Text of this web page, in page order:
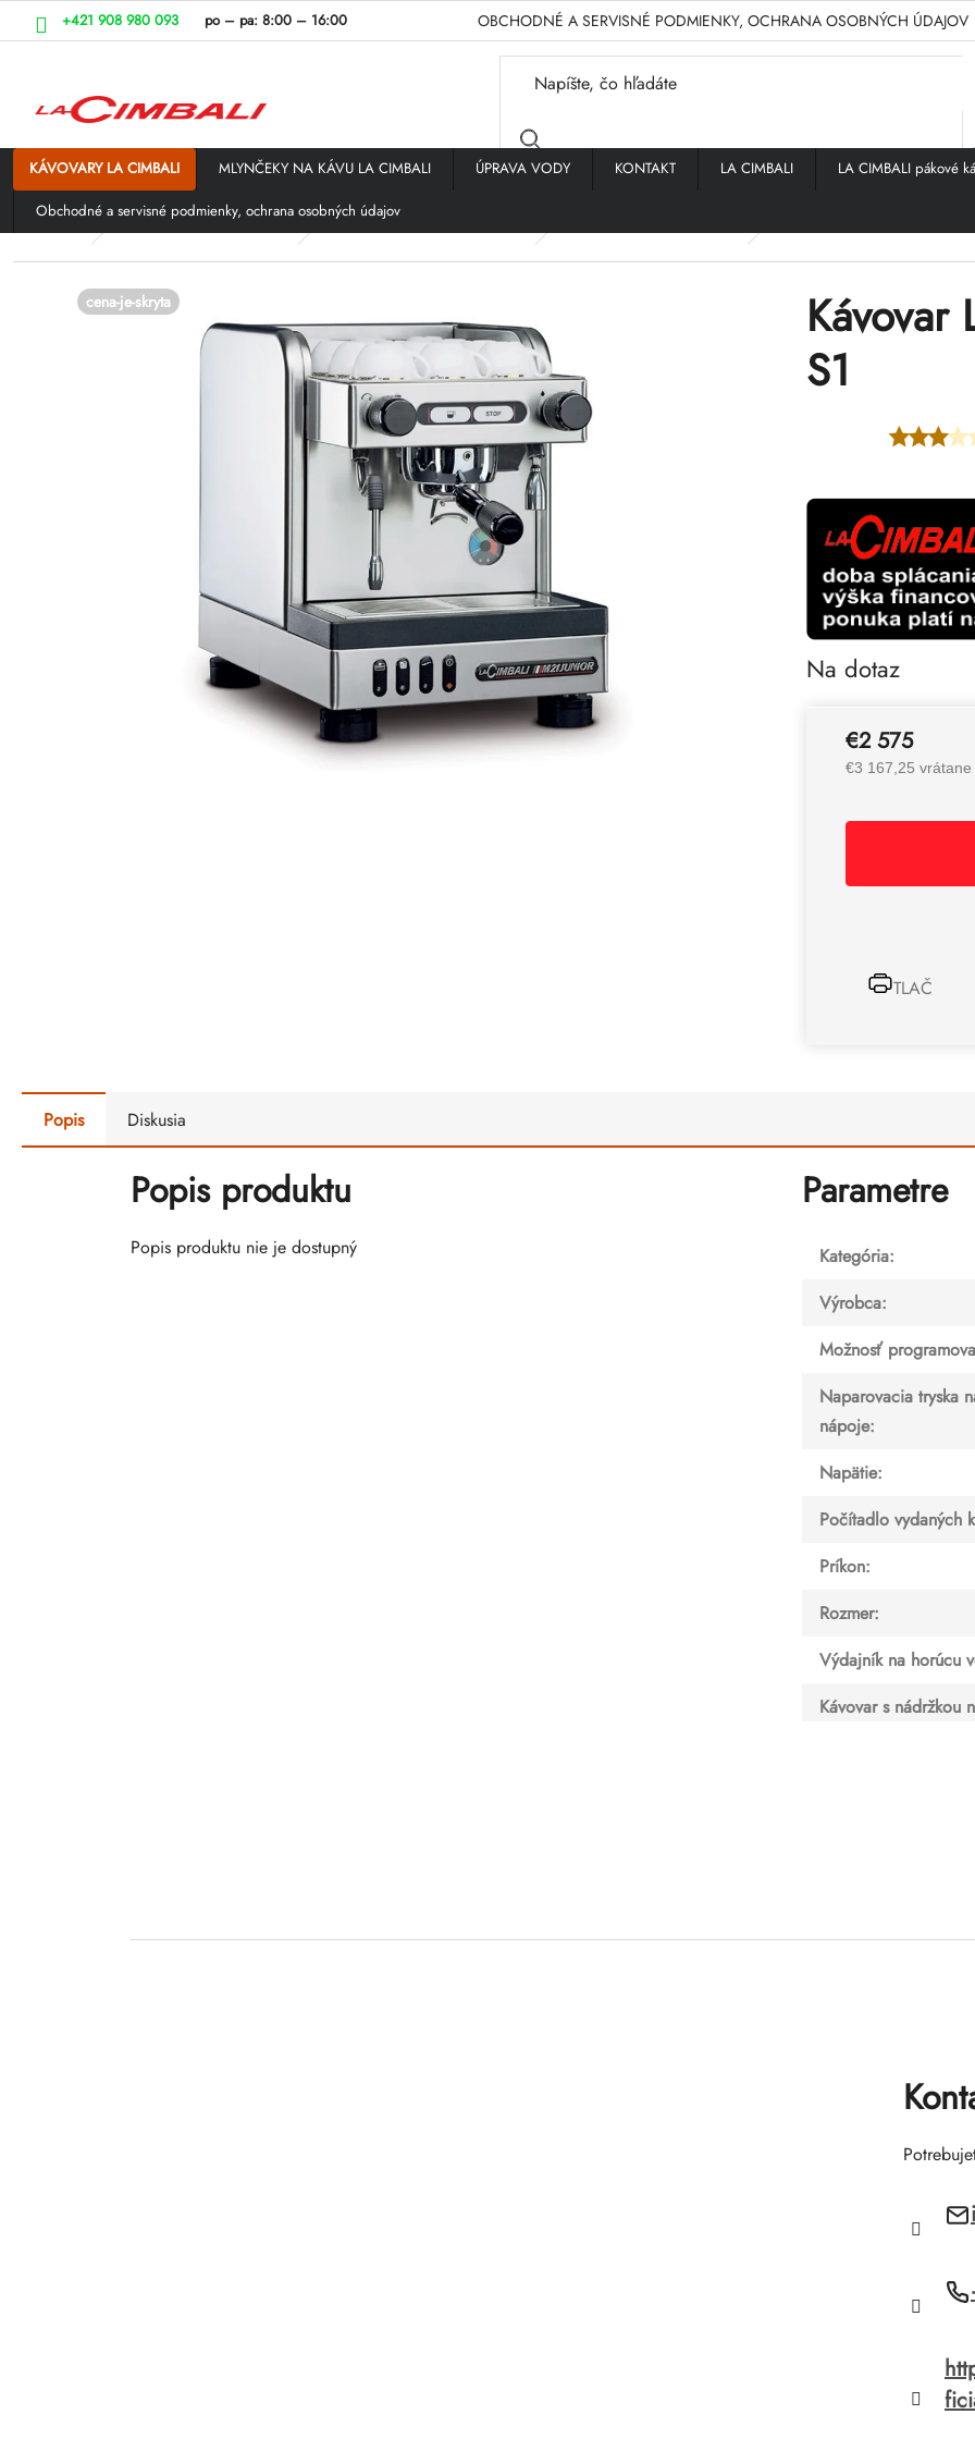
Prejsť
na
+421 908 980 093 po – pa:8:00 – 16:00 OBCHODNÉ A SERVISNÉ PODMIENKY, OCHRANA OSOBNÝCH ÚDAJOV
KÁVOVARY LA CIMBALI MLYNČEKY NA KÁVU LA CIMBALI ÚPRAVA VODY KONTAKT LA CIMBALI LA CIMBALI pákové
Obchodné a servisné podmienky, ochrana osobných údajov
Domov KÁVOVARY LA CIMBALI LA CIMBALI pákové kávovary
cena-je-skryta
Kávovar
S1
Na dotaz
€2 575
€3 167,25 vrátane
TLAČ
Popis Diskusia
Popis produktu
Popis produktu nie je dostupný
Parametre
Kategória:
Výrobca:
Možnosť
Naparovacia tryska
nápoje:
Napätie:
Počítadlo vydaných
Príkon:
Rozmer:
Výdajník na horúcu
Kávovar s nádržkou